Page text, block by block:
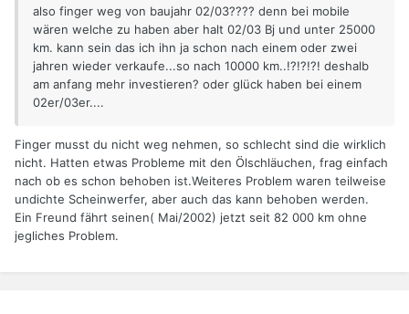
also finger weg von baujahr 02/03???? denn bei mobile
wären welche zu haben aber halt 02/03 Bj und unter 25000
km. kann sein das ich ihn ja schon nach einem oder zwei
jahren wieder verkaufe...so nach 10000 km..!?!?!?! deshalb
am anfang mehr investieren? oder glück haben bei einem
02er/03er....
Finger musst du nicht weg nehmen, so schlecht sind die wirklich
nicht. Hatten etwas Probleme mit den Ölschläuchen, frag einfach
nach ob es schon behoben ist.Weiteres Problem waren teilweise
undichte Scheinwerfer, aber auch das kann behoben werden.
Ein Freund fährt seinen( Mai/2002) jetzt seit 82 000 km ohne
jegliches Problem.